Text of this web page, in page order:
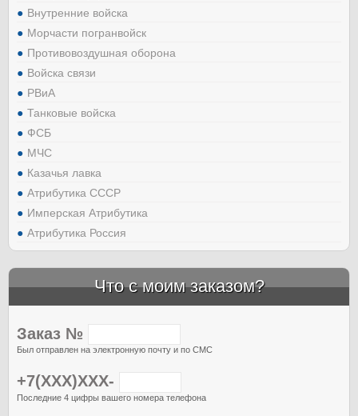
Внутренние войска
Морчасти погранвойск
Противовоздушная оборона
Войска связи
РВиА
Танковые войска
ФСБ
МЧС
Казачья лавка
Атрибутика СССР
Имперская Атрибутика
Атрибутика Россия
Что с моим заказом?
Заказ №
Был отправлен на электронную почту и по СМС
+7(XXX)XXX-
Последние 4 цифры вашего номера телефона